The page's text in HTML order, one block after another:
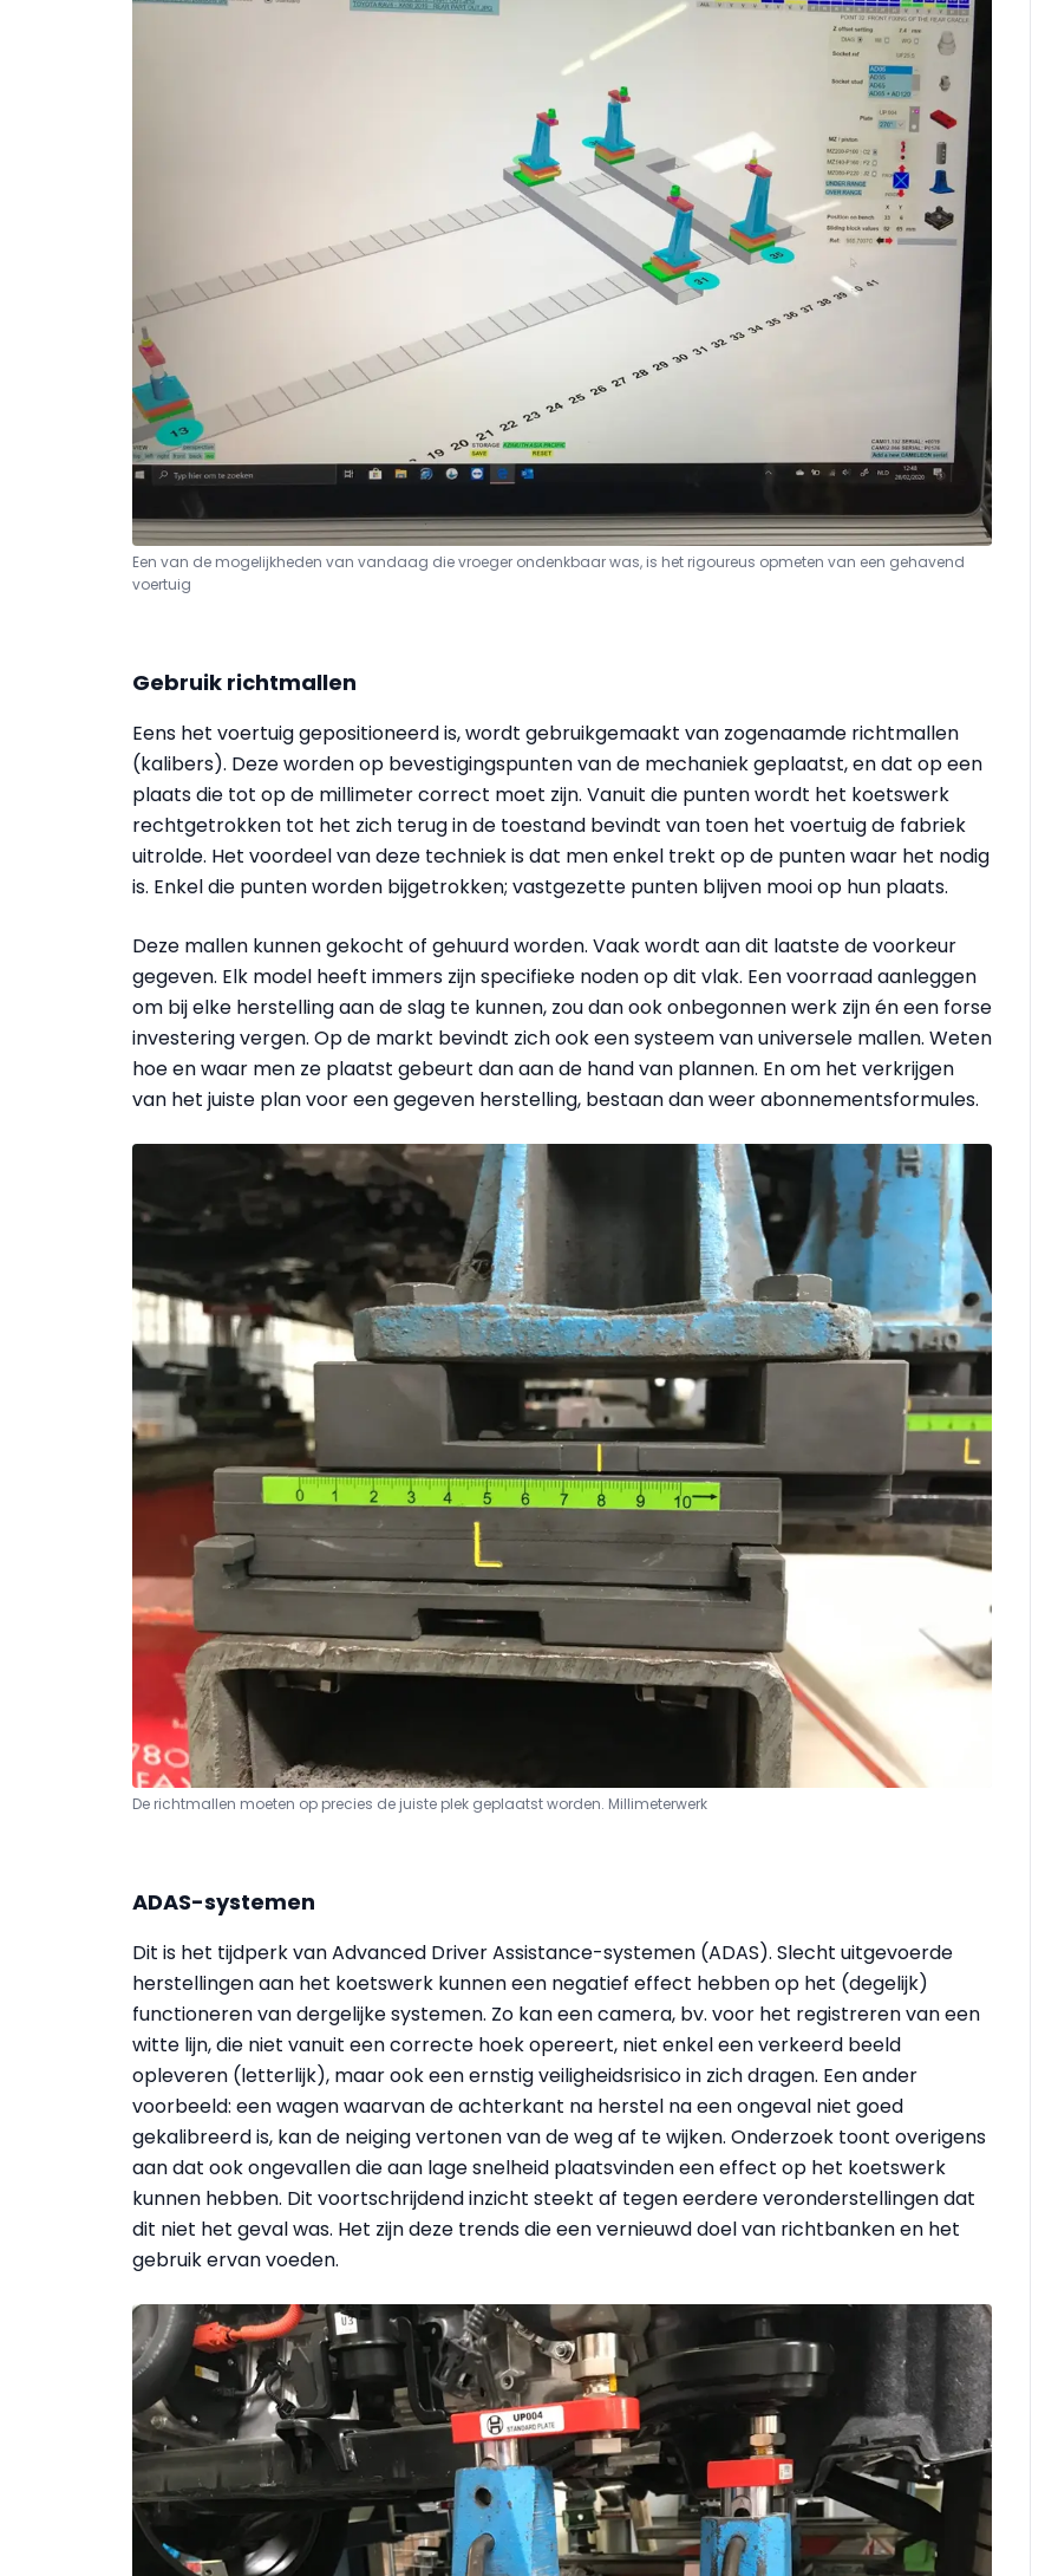
Een van de mogelijkheden van vandaag die vroeger ondenkbaar was, is het rigoureus opmeten van een gehavend
voertuig
Gebruik richtmallen
Eens het voertuig gepositioneerd is, wordt gebruikgemaakt van zogenaamde richtmallen
(kalibers). Deze worden op bevestigingspunten van de mechaniek geplaatst, en dat op een
plaats die tot op de millimeter correct moet zijn. Vanuit die punten wordt het koetswerk
rechtgetrokken tot het zich terug in de toestand bevindt van toen het voertuig de fabriek
uitrolde. Het voordeel van deze techniek is dat men enkel trekt op de punten waar het nodig
is. Enkel die punten worden bijgetrokken; vastgezette punten blijven mooi op hun plaats.
Deze mallen kunnen gekocht of gehuurd worden. Vaak wordt aan dit laatste de voorkeur
gegeven. Elk model heeft immers zijn specifieke noden op dit vlak. Een voorraad aanleggen
om bij elke herstelling aan de slag te kunnen, zou dan ook onbegonnen werk zijn én een forse
investering vergen. Op de markt bevindt zich ook een systeem van universele mallen. Weten
hoe en waar men ze plaatst gebeurt dan aan de hand van plannen. En om het verkrijgen
van het juiste plan voor een gegeven herstelling, bestaan dan weer abonnementsformules.
De richtmallen moeten op precies de juiste plek geplaatst worden. Millimeterwerk
ADAS-systemen
Dit is het tijdperk van Advanced Driver Assistance-systemen (ADAS). Slecht uitgevoerde
herstellingen aan het koetswerk kunnen een negatief effect hebben op het (degelijk)
functioneren van dergelijke systemen. Zo kan een camera, bv. voor het registreren van een
witte lijn, die niet vanuit een correcte hoek opereert, niet enkel een verkeerd beeld
opleveren (letterlijk), maar ook een ernstig veiligheidsrisico in zich dragen. Een ander
voorbeeld: een wagen waarvan de achterkant na herstel na een ongeval niet goed
gekalibreerd is, kan de neiging vertonen van de weg af te wijken. Onderzoek toont overigens
aan dat ook ongevallen die aan lage snelheid plaatsvinden een effect op het koetswerk
kunnen hebben. Dit voortschrijdend inzicht steekt af tegen eerdere veronderstellingen dat
dit niet het geval was. Het zijn deze trends die een vernieuwd doel van richtbanken en het
gebruik ervan voeden.